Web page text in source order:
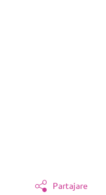
Partajare